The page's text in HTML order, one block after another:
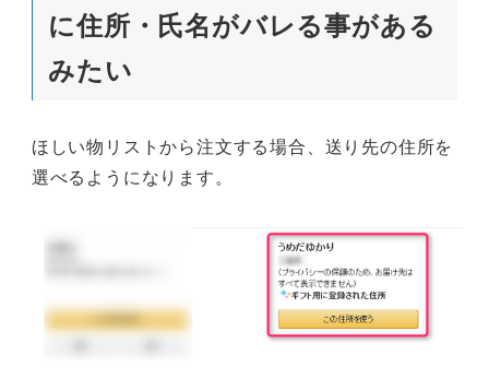
に住所・氏名がバレる事がある
みたい
ほしい物リストから注文する場合、送り先の住所を
選べるようになります。